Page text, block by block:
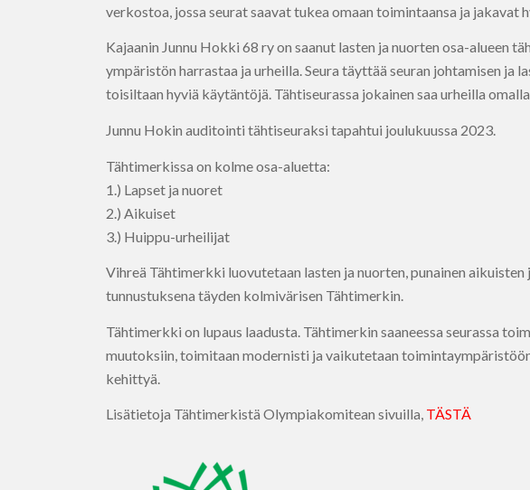
verkostoa, jossa seurat saavat tukea omaan toimintaansa ja jakavat
Kajaanin Junnu Hokki 68 ry on saanut lasten ja nuorten osa-alueen
ympäristön harrastaa ja urheilla. Seura täyttää seuran johtamisen ja
toisiltaan hyviä käytäntöjä. Tähtiseurassa jokainen saa urheilla
Junnu Hokin auditointi tähtiseuraksi tapahtui joulukuussa 2023.
Tähtimerkissa on kolme osa-aluetta:
1.) Lapset ja nuoret
2.) Aikuiset
3.) Huippu-urheilijat
Vihreä Tähtimerkki luovutetaan lasten ja nuorten, punainen
tunnustuksena täyden kolmivärisen Tähtimerkin.
Tähtimerkki on lupaus laadusta. Tähtimerkin saaneessa seurassa
muutoksiin, toimitaan modernisti ja vaikutetaan
kehittyä.
Lisätietoja Tähtimerkistä Olympiakomitean sivuilla, TÄSTÄ